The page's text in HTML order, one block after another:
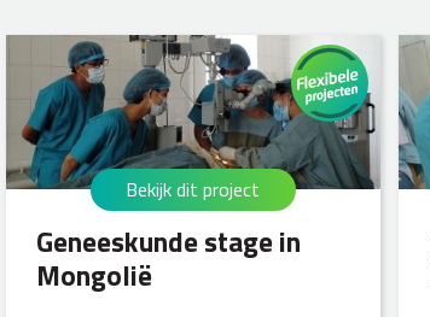
Geneeskunde stage in
Mongolië
Bekijk dit project